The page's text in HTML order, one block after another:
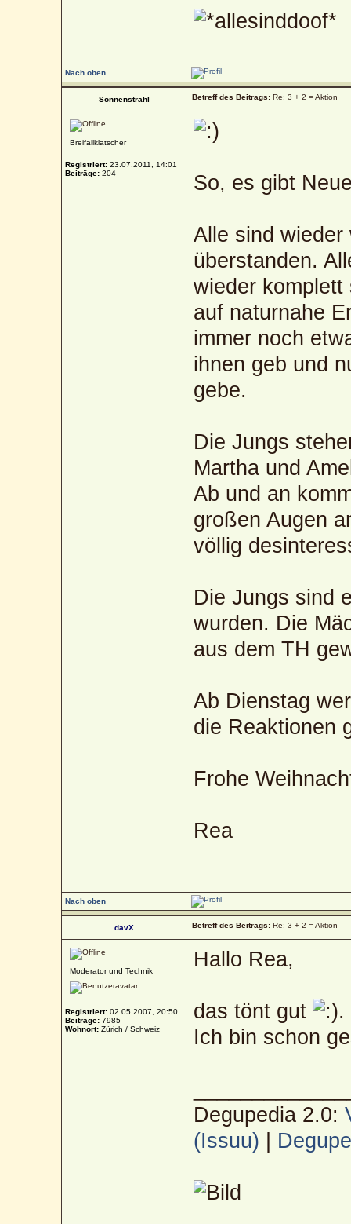
Nach oben
Sonnenstrahl Betreff des Beitrags: Re: 3 + 2 = Aktion
Breifallklatscher
Registriert: 23.07.2011, 14:01
Beiträge: 204 So, es gibt
Alle sind
überstanden.
wieder
auf naturnahe
immer noch
ihnen geb und
gebe.
Die Jungs
Martha und
Ab und an
großen Augen
völlig
Die Jungs sind
wurden. Die
aus dem TH
Ab Dienstag
die Reaktionen
Frohe
Rea
Nach oben
davX Betreff des Beitrags: Re: 3 + 2 = Aktion
Moderator und Technik
Registriert: 02.05.2007, 20:50
Beiträge: 7985
Wohnort: Zürich / Schweiz
Hallo Rea,
das tönt gut
.
Ich bin schon
Degupedia 2.0:
(Issuu)